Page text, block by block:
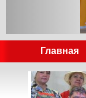
Главная